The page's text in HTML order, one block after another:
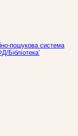
пошукова система
Бібліотека'